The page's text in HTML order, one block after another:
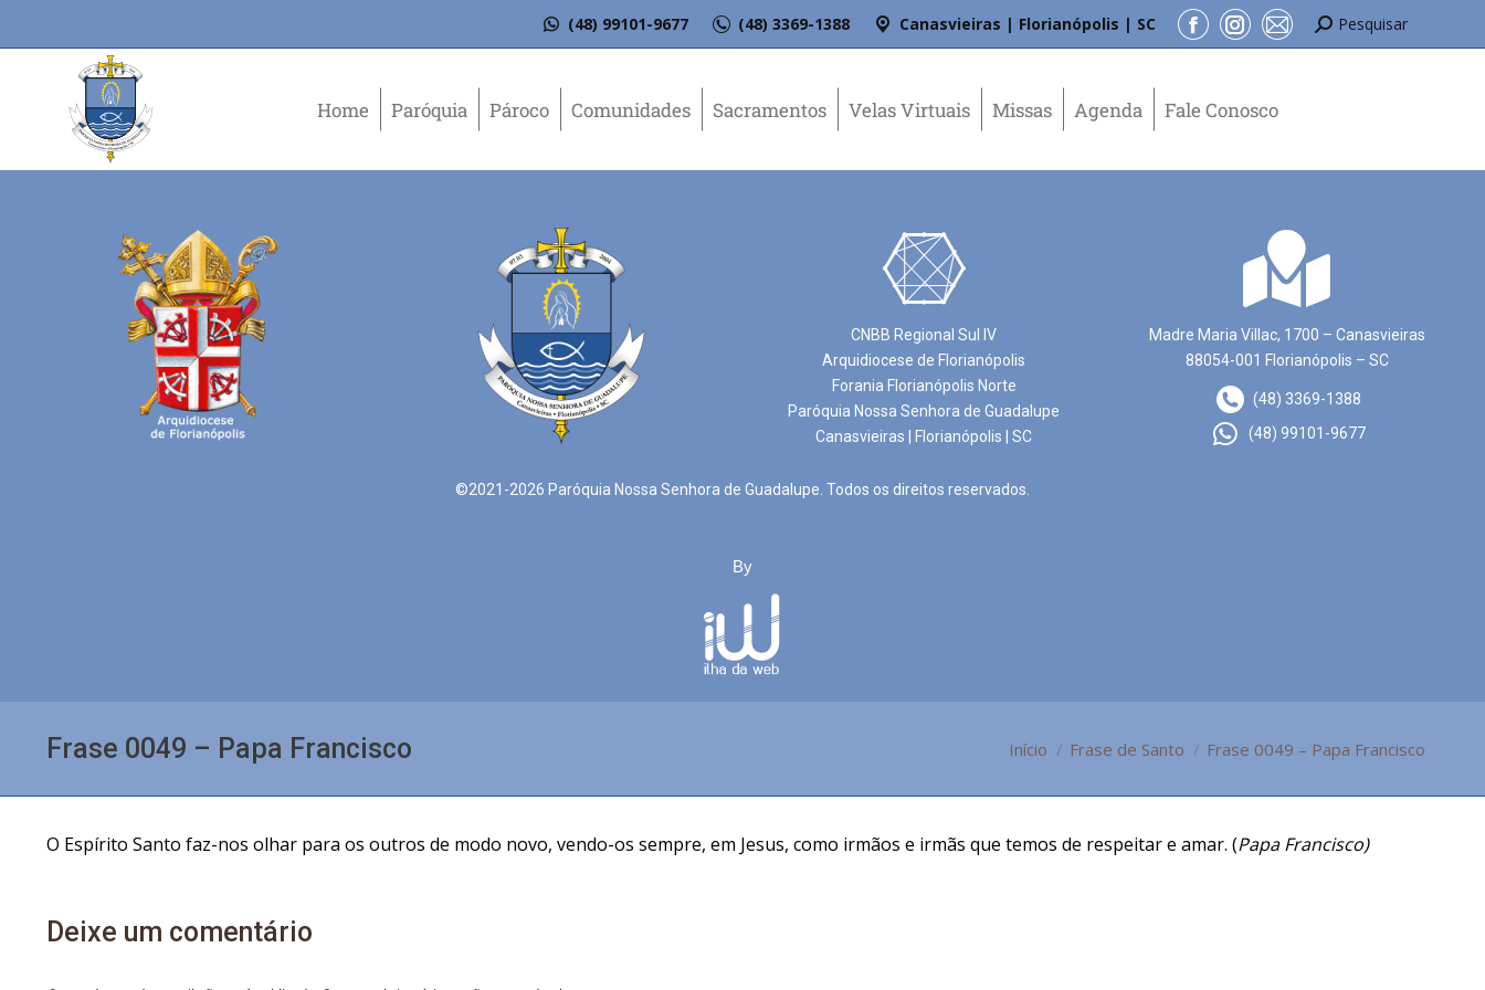
(48) 99101-9677 (48) 3369-1388 Canasvieiras | Florianópolis | SC Pesquisar
Home Paróquia Pároco Comunidades Sacramentos Velas Virtuais Missas Agenda Fale Conosco
Frase 0049 – Papa Francisco Você está aqui:
Início Frase de Santo Frase 0049 – Papa Francisco
O Espírito Santo faz-nos olhar para os outros de modo novo, vendo-os sempre, em Jesus, como irmãos e irmãs que temos de respeitar e amar. (Papa Francisco)
Deixe um comentário
CNBB Regional Sul IV
Arquidiocese de Florianópolis
Forania Florianópolis Norte
Paróquia Nossa Senhora de Guadalupe
Canasvieiras | Florianópolis | SC
Madre Maria Villac, 1700 – Canasvieiras
88054-001 Florianópolis – SC
(48) 3369-1388
(48) 99101-9677
©2021-2026 Paróquia Nossa Senhora de Guadalupe. Todos os direitos reservados.
By